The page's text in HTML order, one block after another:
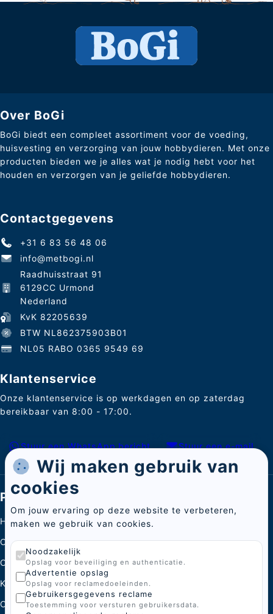
Wij maken gebruik van
cookies
Om jouw ervaring op deze website te verbeteren,
maken we gebruik van cookies.
Noodzakelijk
Opslag voor beveiliging en authenticatie.
Advertentie opslag
Opslag voor reclamedoeleinden.
Gebruikersgegevens reclame
Toestemming voor versturen gebruikersdata.
Over BoGi
BoGi biedt een compleet assortiment voor de voeding,
huisvesting en verzorging van jouw hobbydieren. Met onze
producten bieden we je alles wat je nodig hebt voor het
houden en verzorgen van je geliefde hobbydieren.
Contactgegevens
+31 6 83 56 48 06
info@metbogi.nl
Raadhuisstraat 91
6129CC Urmond
Nederland
KvK 82205639
BTW NL862375903B01
NL05 RABO 0365 9549 69
Klantenservice
Onze klantenservice is op werkdagen en op zaterdag
bereikbaar van 8:00 - 17:00.
Stuur een WhatsApp bericht Stuur een e-mail
Pagina's
Home
Categorieën
Over ons
Kenniscentrum
Contact